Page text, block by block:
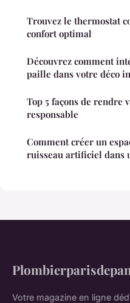
Trouvez le thermostat
confort optimal
Découvrez comment
paille dans votre déco
Top 5 façons de rendre
responsable
Comment créer un
ruisseau artificiel dans
Votre magazine en ligne